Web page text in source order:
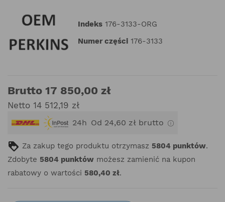
Indeks 176-3133-ORG
Numer części 176-3133
Brutto 17 850,00 zł
Netto 14 512,19 zł
24h Od 24,60 zł brutto
Za zakup tego produktu otrzymasz 5804 punktów.
Zdobyte 5804 punktów możesz zamienić na kupon
rabatowy o wartości 580,40 zł.